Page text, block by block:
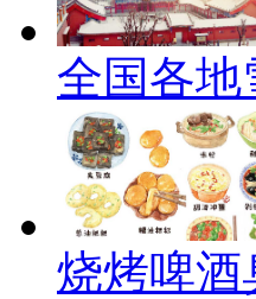
全国各地
烧烤啤酒